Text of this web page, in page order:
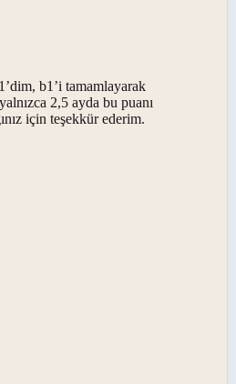
b1’i tamamlayarak
2,5 ayda bu puanı
için teşekkür ederim.